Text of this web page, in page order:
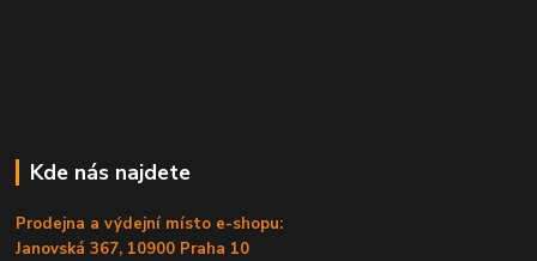
Kde nás najdete
Prodejna a výdejní místo e-shopu:
Janovská 367, 10900 Praha 10